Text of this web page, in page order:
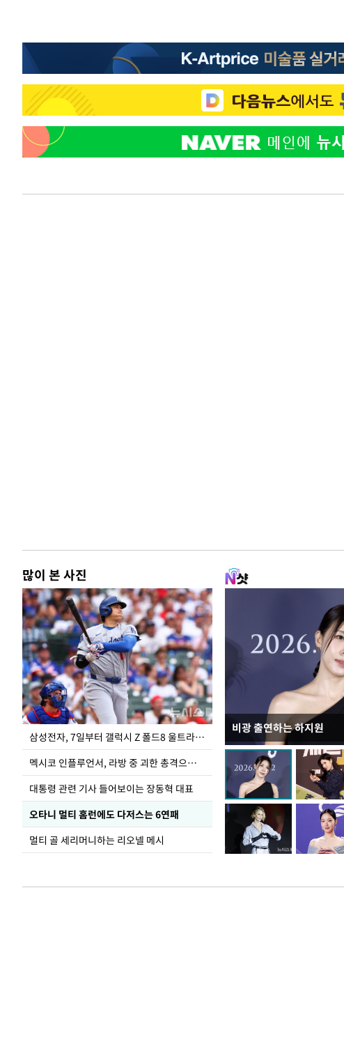
-12097초 전 >
서울 낮 39도 '폭염중대경보'…40도 관측 가능성도
-9459초 전 >미 워싱턴주 스포캔 시의 통제불능 3개 산불, 방화선 일부 구축
-1632초 전 > [속보] 호르무즈 해협 이란-오만 협상 기대속 뉴욕증시 혼조 마감 다
우 0.49%↑
13초 전 >[속보] 이란 대통령 "지금 최고지도자와 소통하기가 매우 어려워" 취
년 인터뷰
4시간 전 > [속보] "이란-오만, 호르무즈 해협 통행 항로 합의" 이란 외무부 대변인
많이 본 사진
삼성전자, 7일부터 갤럭시 Z 폴드8 울트라·폴드8·플립8 출시
멕시코 인플루언서, 라방 중 괴한 총격으로 사망
대통령 관련 기사 들어보이는 장동혁 대표
오타니 멀티 홈런에도 다저스는 6연패
멀티 골 세리머니하는 리오넬 메시
비광 출연하는 하지원
이재명 대통령, "수사·기
선 다해 강구해야"